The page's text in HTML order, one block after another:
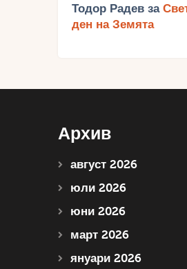
Тодор Радев за
ден на Земята
Архив
август 2026
юли 2026
юни 2026
март 2026
януари 2026